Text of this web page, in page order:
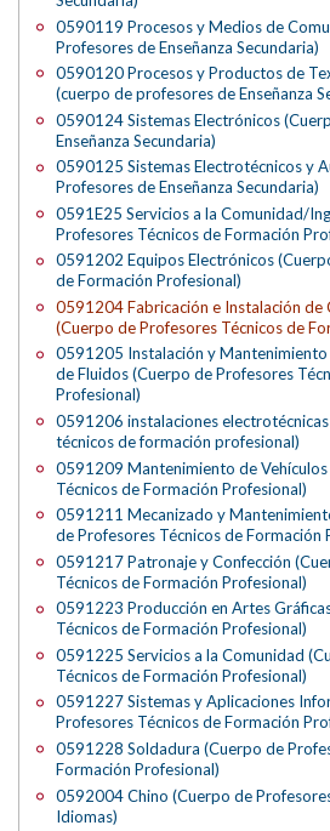
0590119 Procesos y Medios de
Profesores de Enseñanza Secundaria)
0590120 Procesos y Productos de
(cuerpo de profesores de Enseñanza
0590124 Sistemas Electrónicos
Enseñanza Secundaria)
0590125 Sistemas Electrotécnicos y
Profesores de Enseñanza Secundaria)
0591E25 Servicios a la Comunidad/
Profesores Técnicos de Formación
0591202 Equipos Electrónicos
de Formación Profesional)
0591204 Fabricación e Instalación de
(Cuerpo de Profesores Técnicos de
0591205 Instalación y Mantenimiento
de Fluidos (Cuerpo de Profesores
Profesional)
0591206 instalaciones
técnicos de formación profesional)
0591209 Mantenimiento de
Técnicos de Formación Profesional)
0591211 Mecanizado y
de Profesores Técnicos de Formación
0591217 Patronaje y Confección
Técnicos de Formación Profesional)
0591223 Producción en Artes
Técnicos de Formación Profesional)
0591225 Servicios a la Comunidad
Técnicos de Formación Profesional)
0591227 Sistemas y Aplicaciones
Profesores Técnicos de Formación
0591228 Soldadura (Cuerpo de
Formación Profesional)
0592004 Chino (Cuerpo de
Idiomas)